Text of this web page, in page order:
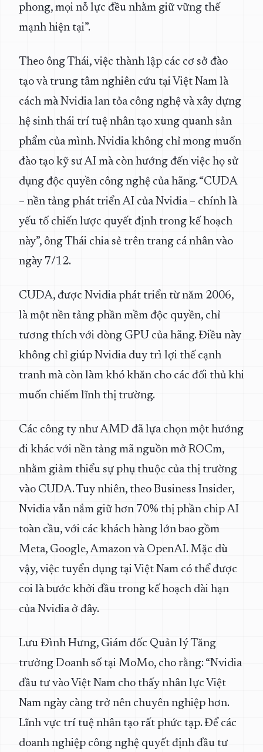
phong, mọi nỗ lực đều nhằm giữ vững thế
mạnh hiện tại”.
Theo ông Thái, việc thành lập các cơ sở đào
tạo và trung tâm nghiên cứu tại Việt Nam là
cách mà Nvidia lan tỏa công nghệ và xây dựng
hệ sinh thái trí tuệ nhân tạo xung quanh sản
phẩm của mình. Nvidia không chỉ mong muốn
đào tạo kỹ sư AI mà còn hướng đến việc họ sử
dụng độc quyền công nghệ của hãng. “CUDA
– nền tảng phát triển AI của Nvidia – chính là
yếu tố chiến lược quyết định trong kế hoạch
này”, ông Thái chia sẻ trên trang cá nhân vào
ngày 7/12.
CUDA, được Nvidia phát triển từ năm 2006,
là một nền tảng phần mềm độc quyền, chỉ
tương thích với dòng GPU của hãng. Điều này
không chỉ giúp Nvidia duy trì lợi thế cạnh
tranh mà còn làm khó khăn cho các đối thủ khi
muốn chiếm lĩnh thị trường.
Các công ty như AMD đã lựa chọn một hướng
đi khác với nền tảng mã nguồn mở ROCm,
nhằm giảm thiểu sự phụ thuộc của thị trường
vào CUDA. Tuy nhiên, theo Business Insider,
Nvidia vẫn nắm giữ hơn 70% thị phần chip AI
toàn cầu, với các khách hàng lớn bao gồm
Meta, Google, Amazon và OpenAI. Mặc dù
vậy, việc tuyển dụng tại Việt Nam có thể được
coi là bước khởi đầu trong kế hoạch dài hạn
của Nvidia ở đây.
Lưu Đình Hưng, Giám đốc Quản lý Tăng
trưởng Doanh số tại MoMo, cho rằng: “Nvidia
đầu tư vào Việt Nam cho thấy nhân lực Việt
Nam ngày càng trở nên chuyên nghiệp hơn.
Lĩnh vực trí tuệ nhân tạo rất phức tạp. Để các
doanh nghiệp công nghệ quyết định đầu tư